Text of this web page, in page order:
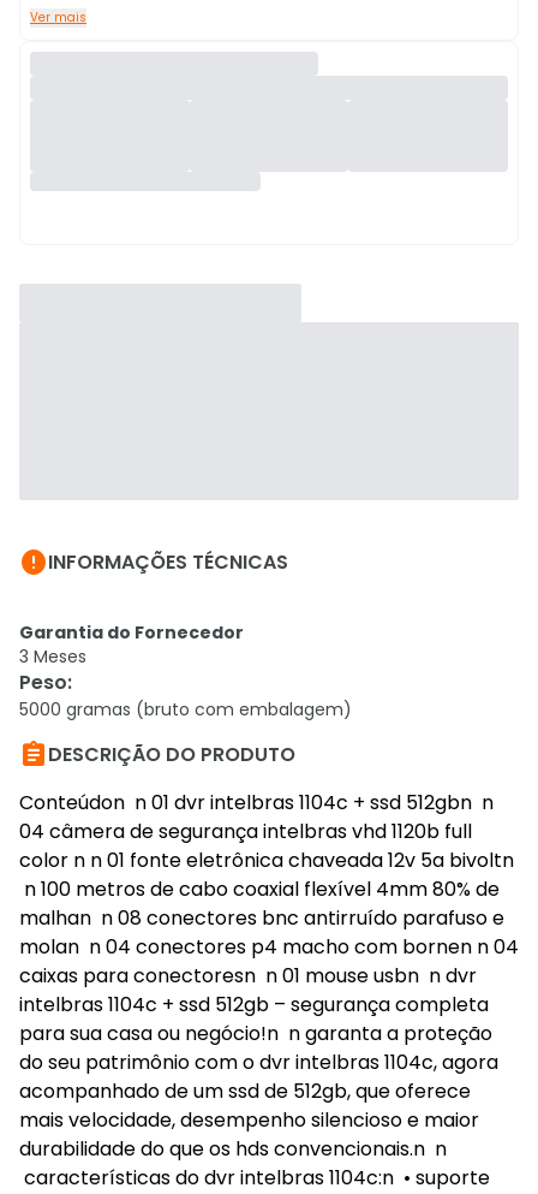
Ver mais
INFORMAÇÕES TÉCNICAS
Garantia do Fornecedor
3 Meses
Peso:
5000 gramas (bruto com embalagem)
DESCRIÇÃO DO PRODUTO
Conteúdon n 01 dvr intelbras 1104c + ssd 512gbn n
04 câmera de segurança intelbras vhd 1120b full
color n n 01 fonte eletrônica chaveada 12v 5a bivoltn
n 100 metros de cabo coaxial flexível 4mm 80% de
malhan n 08 conectores bnc antirruído parafuso e
molan n 04 conectores p4 macho com bornen n 04
caixas para conectoresn n 01 mouse usbn n dvr
intelbras 1104c + ssd 512gb – segurança completa
para sua casa ou negócio!n n garanta a proteção
do seu patrimônio com o dvr intelbras 1104c, agora
acompanhado de um ssd de 512gb, que oferece
mais velocidade, desempenho silencioso e maior
durabilidade do que os hds convencionais.n n
características do dvr intelbras 1104c:n • suporte